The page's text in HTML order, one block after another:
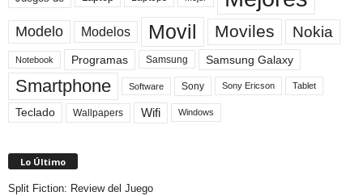
Modelo Modelos Movil Moviles Nokia
Notebook Programas Samsung Samsung Galaxy
Smartphone Software Sony Sony Ericson Tablet
Teclado Wallpapers Wifi Windows
Lo Último
Split Fiction: Review del Juego